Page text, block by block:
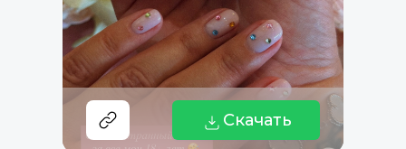
Скачать